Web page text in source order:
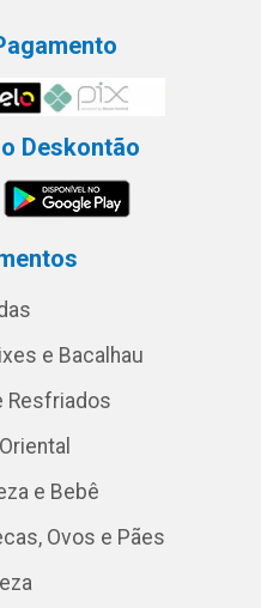
Deskontão
e Bacalhau
Resfriados
e Bebê
Ovos e Pães